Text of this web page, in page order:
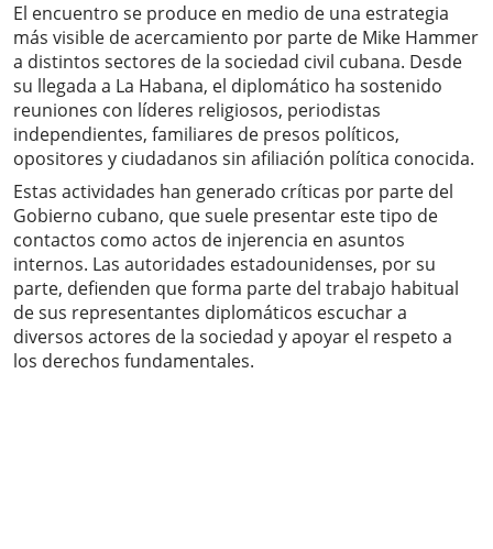
El encuentro se produce en medio de una estrategia
más visible de acercamiento por parte de Mike Hammer
a distintos sectores de la sociedad civil cubana. Desde
su llegada a La Habana, el diplomático ha sostenido
reuniones con líderes religiosos, periodistas
independientes, familiares de presos políticos,
opositores y ciudadanos sin afiliación política conocida.
Estas actividades han generado críticas por parte del
Gobierno cubano, que suele presentar este tipo de
contactos como actos de injerencia en asuntos
internos. Las autoridades estadounidenses, por su
parte, defienden que forma parte del trabajo habitual
de sus representantes diplomáticos escuchar a
diversos actores de la sociedad y apoyar el respeto a
los derechos fundamentales.